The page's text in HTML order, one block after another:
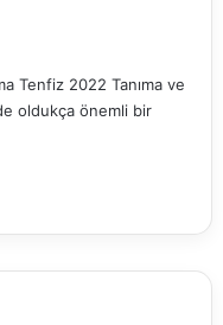
Tenfiz 2022 Tanıma ve
oldukça önemli bir